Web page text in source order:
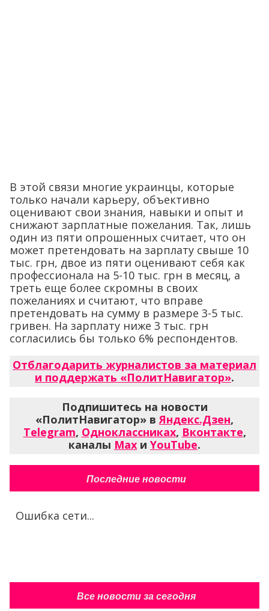
В этой связи многие украинцы, которые
только начали карьеру, объективно
оценивают свои знания, навыки и опыт и
снижают зарплатные пожелания. Так, лишь
один из пяти опрошенных считает, что он
может претендовать на зарплату свыше 10
тыс. грн, двое из пяти оценивают себя как
профессионала на 5-10 тыс. грн в месяц, а
треть еще более скромны в своих
пожеланиях и считают, что вправе
претендовать на сумму в размере 3-5 тыс.
гривен. На зарплату ниже 3 тыс. грн
согласились бы только 6% респондентов.
Отблагодарить журналистов за материал
и поддержать «ПолитНавигатор».
Подпишитесь на новости
«ПолитНавигатор» вЯндекс.Дзен,
Telegram, Одноклассниках, Вконтакте,
каналы Max и YouTube.
Последние новости
Ошибка сети...
Все новости за сегодня